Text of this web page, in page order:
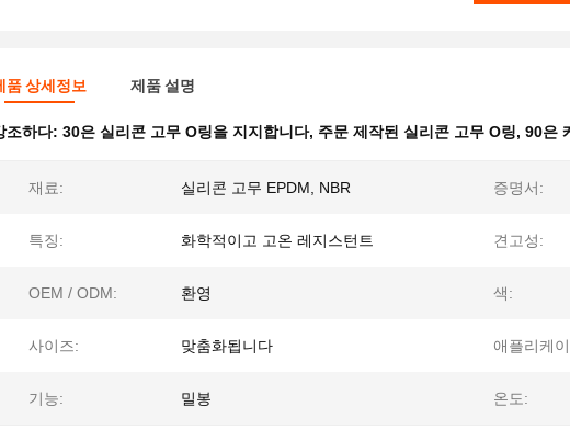
품 상세정보 제품 설명
조하다: 30은 실리콘 고무 O링을 지지합니다, 주문 제작된 실리콘 고무 O링, 90은
재료: 실리콘 고무 EPDM, NBR 증명서:
특징: 화학적이고 고온 레지스턴트 견고성:
OEM / ODM: 환영 색:
사이즈: 맞춤화됩니다 애플리케
기능: 밀봉 온도: